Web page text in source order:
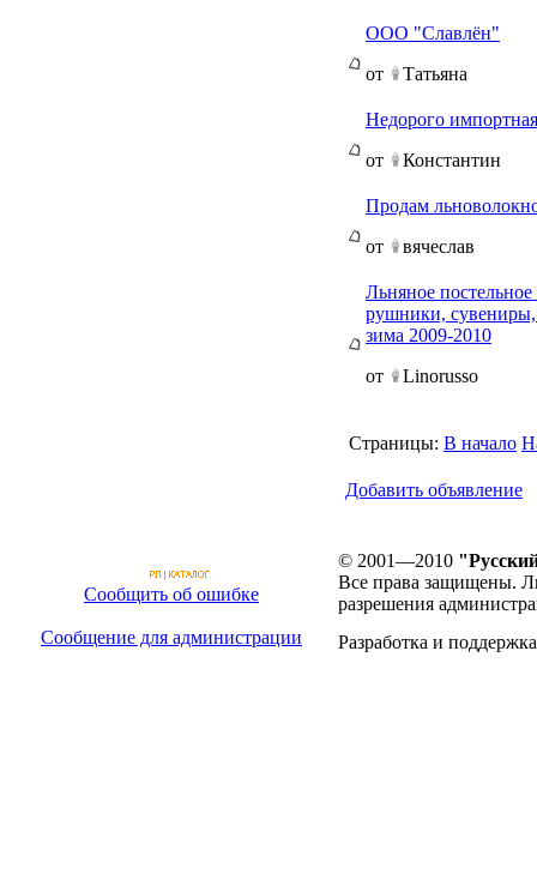
ООО "Славлён"
от
Татьяна
Недорого
от
Константин
Продам
от
вячеслав
Льняное
рушники, сувениры,
зима 2009-2010
от
Linorusso
Страницы: В начало
Добавить объявление
Сообщить об ошибке
Сообщение для администрации
© 2001—2010
Все права защищены.
разрешения
Разработка и